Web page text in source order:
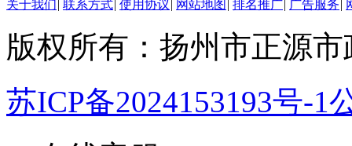
关于我们 联系方式 使用协议 网站地图 排名推广 广告服务
版权所有：扬州市正源
苏ICP备2024153193号-1